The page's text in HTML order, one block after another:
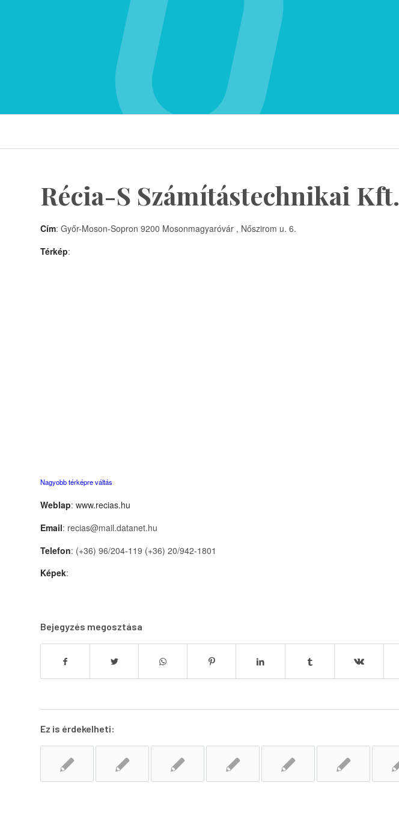
Récia-S Számítástechnikai Kft.
Cím: Győr-Moson-Sopron 9200 Mosonmagyaróvár , Nőszirom u. 6.
Térkép:
Nagyobb térképre váltás
Weblap: www.recias.hu
Email: recias@mail.datanet.hu
Telefon: (+36) 96/204-119 (+36) 20/942-1801
Képek:
Bejegyzés megosztása
Ez is érdekelheti: